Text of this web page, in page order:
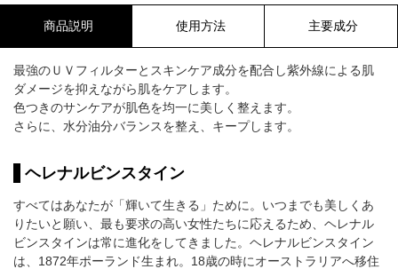
商品説明 使用方法 主要成分
最強のＵＶフィルターとスキンケア成分を配合し紫外線による肌
ダメージを抑えながら肌をケアします。
色つきのサンケアが肌色を均一に美しく整えます。
さらに、水分油分バランスを整え、キープします。
ヘレナルビンスタイン
すべてはあなたが「輝いて生きる」ために。いつまでも美しくあ
りたいと願い、最も要求の高い女性たちに応えるため、ヘレナル
ビンスタインは常に進化をしてきました。ヘレナルビンスタイン
は、1872年ポーランド生まれ。18歳の時にオーストラリアへ移住